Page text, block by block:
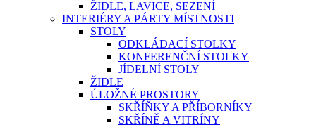
ŽIDLE, LAVICE, SEZENÍ
INTERIÉRY A PÁRTY MÍSTNOSTI
STOLY
ODKLÁDACÍ STOLKY
KONFERENČNÍ STOLKY
JÍDELNÍ STOLY
ŽIDLE
ÚLOŽNÉ PROSTORY
SKŘÍŇKY A PŘÍBORNÍKY
SKŘÍNĚ A VITRÍNY